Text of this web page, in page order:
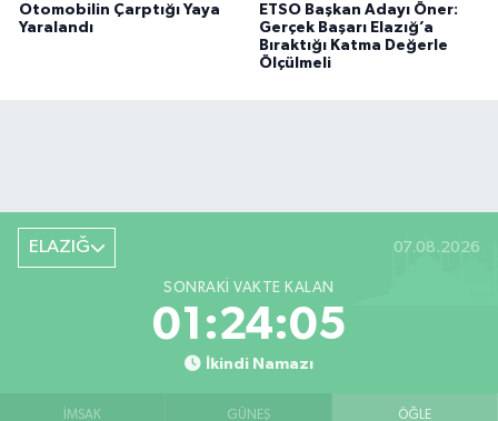
Otomobilin Çarptığı Yaya
Yaralandı
ETSO Başkan Adayı Öner:
Gerçek Başarı Elazığ’a
Bıraktığı Katma Değerle
Ölçülmeli
ELAZIĞ 07.08.2026
SONRAKI VAKTE KALAN
01:24:05
İkindi Namazı
İMSAK GÜNEŞ ÖĞLE